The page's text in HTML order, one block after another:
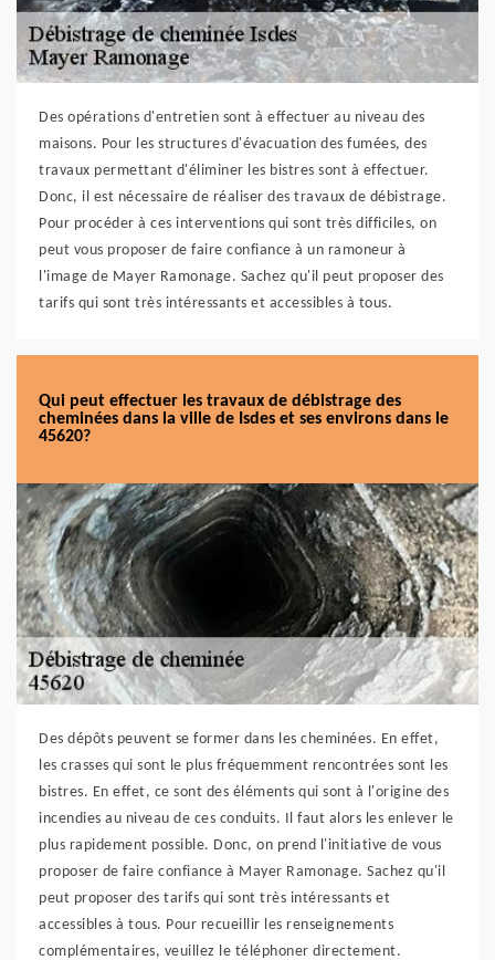
Des opérations d'entretien sont à effectuer au niveau des
maisons. Pour les structures d'évacuation des fumées, des
travaux permettant d'éliminer les bistres sont à effectuer.
Donc, il est nécessaire de réaliser des travaux de débistrage.
Pour procéder à ces interventions qui sont très difficiles, on
peut vous proposer de faire confiance à un ramoneur à
l'image de Mayer Ramonage. Sachez qu'il peut proposer des
tarifs qui sont très intéressants et accessibles à tous.
Qui peut effectuer les travaux de débistrage des
cheminées dans la ville de Isdes et ses environs dans le
45620?
Des dépôts peuvent se former dans les cheminées. En effet,
les crasses qui sont le plus fréquemment rencontrées sont les
bistres. En effet, ce sont des éléments qui sont à l'origine des
incendies au niveau de ces conduits. Il faut alors les enlever le
plus rapidement possible. Donc, on prend l'initiative de vous
proposer de faire confiance à Mayer Ramonage. Sachez qu'il
peut proposer des tarifs qui sont très intéressants et
accessibles à tous. Pour recueillir les renseignements
complémentaires, veuillez le téléphoner directement.